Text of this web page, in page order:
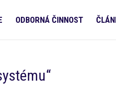
ODBORNÁ ČINNOST